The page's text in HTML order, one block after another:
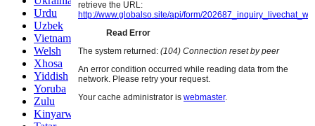
Urdu
Uzbek
Vietnamese
Welsh
Xhosa
Yiddish
Yoruba
Zulu
Kinyarwanda